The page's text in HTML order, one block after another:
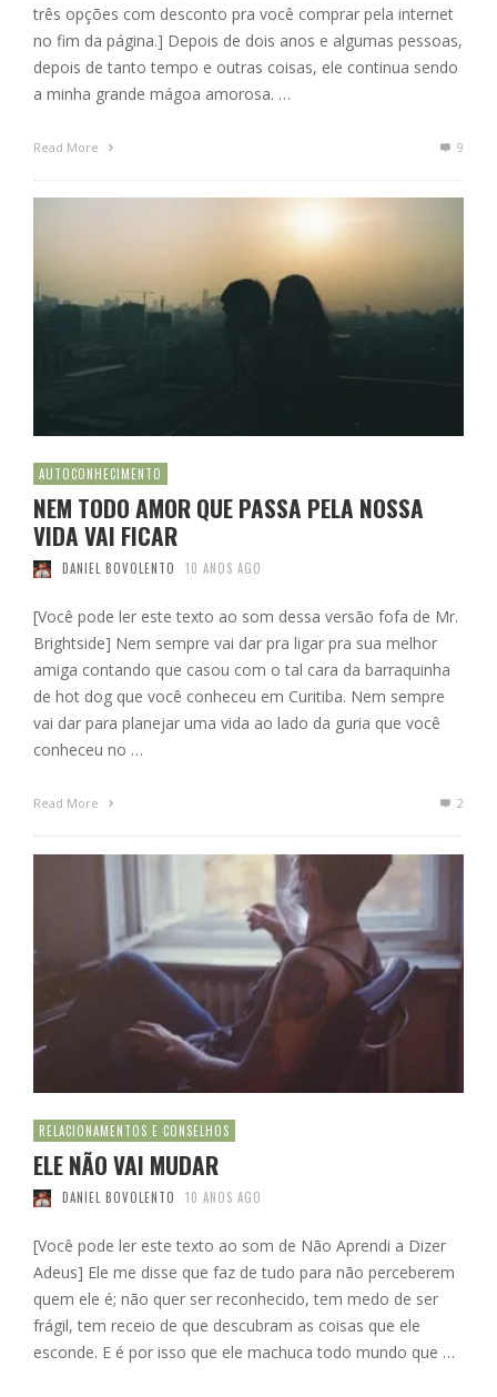
três opções com desconto pra você comprar pela internet
no fim da página.] Depois de dois anos e algumas pessoas,
depois de tanto tempo e outras coisas, ele continua sendo
a minha grande mágoa amorosa. …
Read More 9
AUTOCONHECIMENTO
NEM TODO AMOR QUE PASSA PELA NOSSA
VIDA VAI FICAR
DANIEL BOVOLENTO 10 ANOS AGO
[Você pode ler este texto ao som dessa versão fofa de Mr.
Brightside] Nem sempre vai dar pra ligar pra sua melhor
amiga contando que casou com o tal cara da barraquinha
de hot dog que você conheceu em Curitiba. Nem sempre
vai dar para planejar uma vida ao lado da guria que você
conheceu no …
Read More 2
RELACIONAMENTOS E CONSELHOS
ELE NÃO VAI MUDAR
DANIEL BOVOLENTO 10 ANOS AGO
[Você pode ler este texto ao som de Não Aprendi a Dizer
Adeus] Ele me disse que faz de tudo para não perceberem
quem ele é; não quer ser reconhecido, tem medo de ser
frágil, tem receio de que descubram as coisas que ele
esconde. E é por isso que ele machuca todo mundo que …